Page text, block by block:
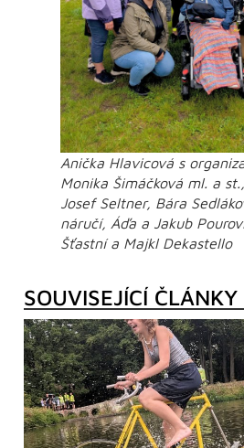
Anička Hlavicová s
Monika Šimáčková ml. a
Josef Seltner, Bára
náručí, Áďa a Jakub
Šťastní a Majkl Dekastello
SOUVISEJÍCÍ ČLÁNKY